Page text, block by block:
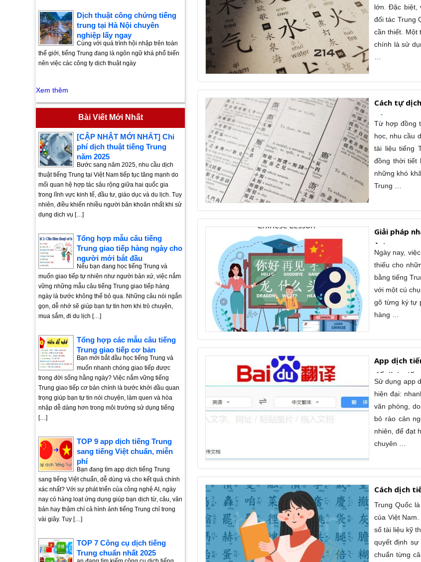
lớn. Đặc biệt,
đối tác Trung
cần thiết. Một
chính là sử
Cách tự
xác
Từ hợp đồng
học, nhu cầu
tài liệu tiếng
đồng thời tiết
những khó
Trung …
Giải pháp
ảnh
Ngày nay,
thiếu cho
bằng tiếng
với một cú
gõ từng ký tự
hàng …
App dịch
để dịch
Sử dụng app
hiện đại:
văn phòng,
bỏ rào cản
nhiên, để đạt
chuyên …
Cách dịch
Trung Quốc
của Việt
số tài liệu kỹ
quyết định sự
chuẩn từng
Dịch thuật công chứng tiếng
trung tại Hà Nội chuyên
nghiệp lấy ngay
Cùng với quá trình hội nhập trên toàn
thế giới, tiếng Trung đang là ngôn ngữ khá phổ biến
nên việc các công ty dịch thuật ngày
Xem thêm
Bài Viết Mới Nhất
[CẬP NHẬT MỚI NHẤT] Chi
phí dịch thuật tiếng Trung
năm 2025
Bước sang năm 2025, nhu cầu dịch
thuật tiếng Trung tại Việt Nam tiếp tục tăng mạnh do
mối quan hệ hợp tác sâu rộng giữa hai quốc gia
trong lĩnh vực kinh tế, đầu tư, giáo dục và du lịch. Tuy
nhiên, điều khiến nhiều người băn khoăn nhất khi sử
dụng dịch vụ […]
Tổng hợp mẫu câu tiếng
Trung giao tiếp hàng ngày cho
người mới bắt đầu
Nếu bạn đang học tiếng Trung và
muốn giao tiếp tự nhiên như người bản xứ, việc nắm
vững những mẫu câu tiếng Trung giao tiếp hàng
ngày là bước không thể bỏ qua. Những câu nói ngắn
gọn, dễ nhớ sẽ giúp bạn tự tin hơn khi trò chuyện,
mua sắm, đi du lịch […]
Tổng hợp các mẫu câu tiếng
Trung giao tiếp cơ bản
Bạn mới bắt đầu học tiếng Trung và
muốn nhanh chóng giao tiếp được
trong đời sống hằng ngày? Việc nắm vững tiếng
Trung giao tiếp cơ bản chính là bước khởi đầu quan
trọng giúp bạn tự tin nói chuyện, làm quen và hòa
nhập dễ dàng hơn trong môi trường sử dụng tiếng
[…]
TOP 9 app dịch tiếng Trung
sang tiếng Việt chuẩn, miễn
phí
Bạn đang tìm app dịch tiếng Trung
sang tiếng Việt chuẩn, dễ dùng và cho kết quả chính
xác nhất? Với sự phát triển của công nghệ AI, ngày
nay có hàng loạt ứng dụng giúp bạn dịch từ, câu, văn
bản hay thậm chí cả hình ảnh tiếng Trung chỉ trong
vài giây. Tuy […]
TOP 7 Công cụ dịch tiếng
Trung chuẩn nhất 2025